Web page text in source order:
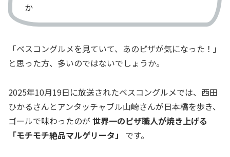
か
「ベスコングルメを見ていて、あのピザが気になった！」
と思った方、多いのではないでしょうか。
2025年10月19日に放送されたベスコングルメでは、西田
ひかるさんとアンタッチャブル山崎さんが日本橋を歩き、
ゴールで味わったのが 世界一のピザ職人が焼き上げる
「モチモチ絶品マルゲリータ」
です。